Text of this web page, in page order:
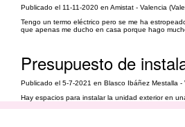
Publicado el 11-11-2020 en Amistat - Valencia
Tengo un termo eléctrico pero se me ha
que apenas me ducho en casa porque hago
Presupuesto de
Publicado el 5-7-2021 en Blasco Ibáñez Mestalla -
Hay espacios para instalar la unidad exterior en